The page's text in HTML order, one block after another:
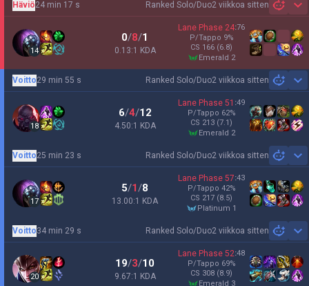
Ranked Solo/Duo2 viikkoa sitten
Häviö24 min 17 s
14
0/8/1
0.13:1 KDA
Lane Phase 24:76
P/Tappo 9%
CS 166 (6.8)
emerald 2
Ranked Solo/Duo2 viikkoa sitten
Voitto29 min 55 s
18
6/4/12
4.50:1 KDA
Lane Phase 51 :49
P/Tappo 62%
CS 213 (7.1)
emerald 2
Ranked Solo/Duo2 viikkoa sitten
Voitto25 min 23 s
17
5/1/8
13.00:1 KDA
Lane Phase 57:43
P/Tappo 42%
CS 217 (8.5)
platinum 1
Ranked Solo/Duo2 viikkoa sitten
Voitto34 min 29 s
20
19/3/10
9.67:1 KDA
Lane Phase 52:48
P/Tappo 69%
CS 308 (8.9)
emerald 3